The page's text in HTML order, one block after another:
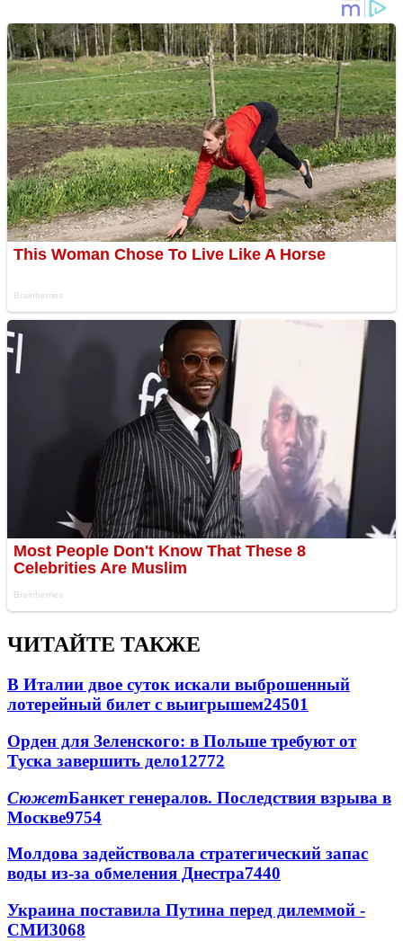
ЧИТАЙТЕ ТАКЖЕ
В Италии двое суток искали выброшенный
лотерейный билет с выигрышем24501
Орден для Зеленского: в Польше требуют от
Туска завершить дело12772
СюжетБанкет генералов. Последствия взрыва в
Москве9754
Молдова задействовала стратегический запас
воды из-за обмеления Днестра7440
Украина поставила Путина перед дилеммой -
СМИ3068